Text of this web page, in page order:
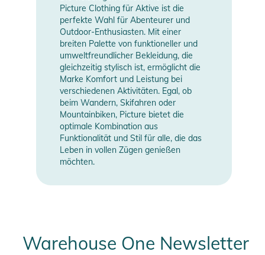
Picture Clothing für Aktive ist die
perfekte Wahl für Abenteurer und
Outdoor-Enthusiasten. Mit einer
breiten Palette von funktioneller und
umweltfreundlicher Bekleidung, die
gleichzeitig stylisch ist, ermöglicht die
Marke Komfort und Leistung bei
verschiedenen Aktivitäten. Egal, ob
beim Wandern, Skifahren oder
Mountainbiken, Picture bietet die
optimale Kombination aus
Funktionalität und Stil für alle, die das
Leben in vollen Zügen genießen
möchten.
Warehouse One Newsletter